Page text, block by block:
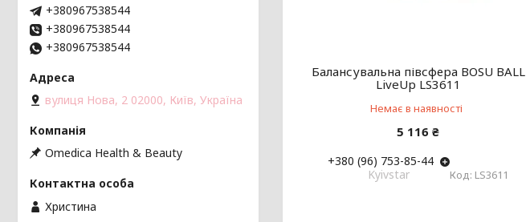
Балансувальна півсфера BOSU BALL
LiveUp LS3611
Немає в наявності
5 116 ₴
+380 (96) 753-85-44
Kyivstar
LS3611
+380967538544
+380967538544
+380967538544
вулиця Нова, 2 02000, Київ, Україна
Omedica Health & Beauty
Христина